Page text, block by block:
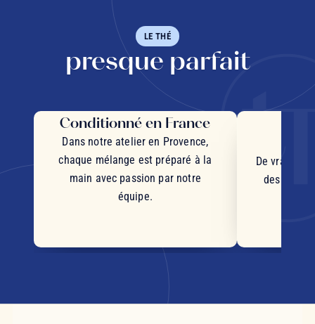
LE THÉ
presque parfait
Conditionné en France
Dans notre atelier en Provence,
chaque mélange est préparé à la
main avec passion par notre
équipe.
De vrais
des